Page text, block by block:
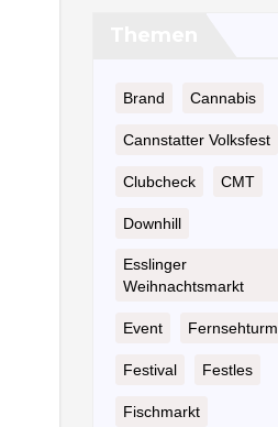
Brand Cannabis
Cannstatter Volksfest
Clubcheck CMT
Downhill
Esslinger
Weihnachtsmarkt
Event Fernsehturm
Festival Festles
Fischmarkt